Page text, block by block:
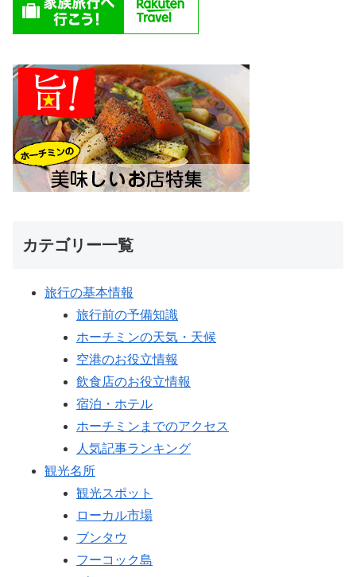
カテゴリー一覧
旅行の基本情報
旅行前の予備知識
ホーチミンの天気・天候
空港のお役立情報
飲食店のお役立情報
宿泊・ホテル
ホーチミンまでのアクセス
人気記事ランキング
観光名所
観光スポット
ローカル市場
ブンタウ
フーコック島